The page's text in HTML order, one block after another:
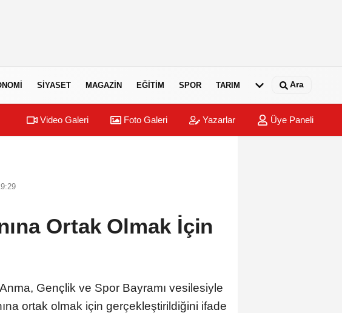
SIYASET MAGAZIN EĞITIM SPOR TARIM Ara
Video Galeri Foto Galeri Yazarlar Üye Paneli
Ortak Olmak İçin
Gençlik ve Spor Bayramı vesilesiyle
ortak olmak için gerçekleştirildiğini ifade